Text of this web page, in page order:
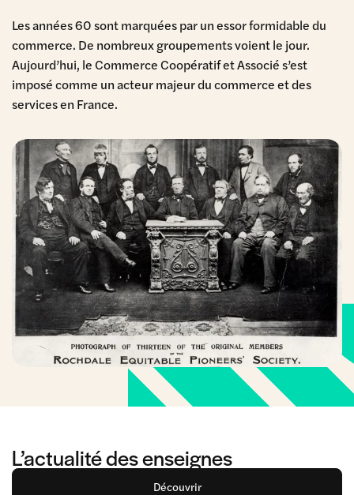
Les années 60 sont marquées par un essor formidable du
commerce. De nombreux groupements voient le jour.
Aujourd’hui, le Commerce Coopératif et Associé s’est
imposé comme un acteur majeur du commerce et des
services en France.
L’actualité des enseignes
Découvrir